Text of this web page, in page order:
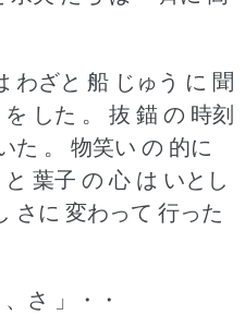
わざと 船 じゅう に 聞
した 。
抜 錨 の 時刻
。
物笑い の 的に
葉子 の 心 は いとし
さに 変わって 行った
さ 」・・